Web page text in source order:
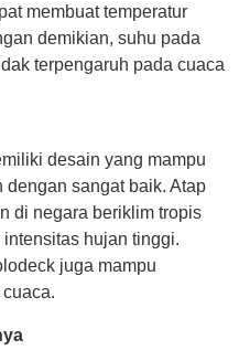
membuat temperatur
demikian, suhu pada
terpengaruh pada cuaca
desain yang mampu
sangat baik. Atap
di negara beriklim tropis
hujan tinggi.
juga mampu